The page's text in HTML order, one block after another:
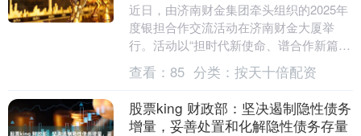
近日，由济南财金集团牵头组织的2025年
度银担合作交流活动在济南财金大厦举
行。活动以“担时代新使命、谱合作新篇
章”为主题，总结年度银担合作成效，表彰
普惠金融、数....
查看： 85 分类： 按天十倍配资
股票king 财政部：坚决遏制隐性债务
增量，妥善处置和化解隐性债务存量